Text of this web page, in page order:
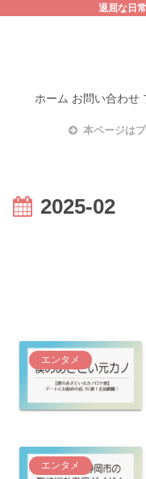
退屈な日
ホーム お問い合わせ
本ページは
2025-02
エンタメ
エンタメ